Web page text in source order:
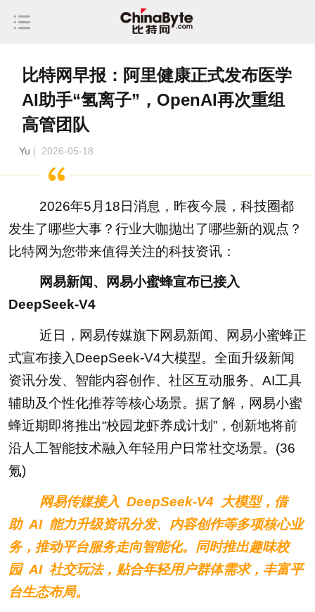
比特网早报：阿里健康正式发布医学
AI助手“氢离子”，OpenAI再次重组
高管团队
Yu | 2026-05-18
2026年5月18日消息，昨夜今晨，科技圈都
发生了哪些大事？行业大咖抛出了哪些新的观点？
比特网为您带来值得关注的科技资讯：
网易新闻、网易小蜜蜂宣布已接入
DeepSeek-V4
近日，网易传媒旗下网易新闻、网易小蜜蜂正
式宣布接入DeepSeek-V4大模型。全面升级新闻
资讯分发、智能内容创作、社区互动服务、AI工具
辅助及个性化推荐等核心场景。据了解，网易小蜜
蜂近期即将推出“校园龙虾养成计划”，创新地将前
沿人工智能技术融入年轻用户日常社交场景。(36
氪)
网易传媒接入 DeepSeek-V4 大模型，借
助 AI 能力升级资讯分发、内容创作等多项核心业
务，推动平台服务走向智能化。同时推出趣味校
园 AI 社交玩法，贴合年轻用户群体需求，丰富平
台生态布局。